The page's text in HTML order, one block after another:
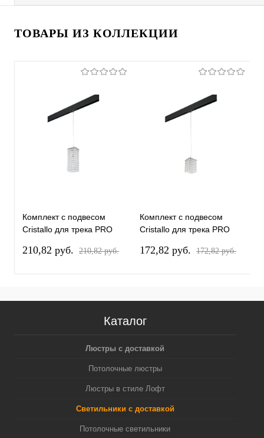
ТОВАРЫ ИЗ КОЛЛЕКЦИИ
Комплект с подвесом
Cristallo для трека PRO
210,82 pуб. 210,82 pуб.
Комплект с подвесом
Cristallo для трека PRO
172,82 pуб. 172,82 pуб.
Каталог
Люстры с доставкой
Потолочные люстры
Люстры в стиле Лофт
Светильники с доставкой
Потолочные светильники